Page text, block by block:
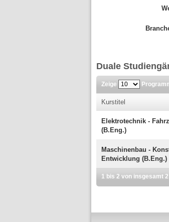
Duale
Zeige
Kurstitel
Elektrotechnik -
(B.Eng.)
Maschinenbau -
Entwicklung (B.Eng.)
1 bis 2 von insgesamt